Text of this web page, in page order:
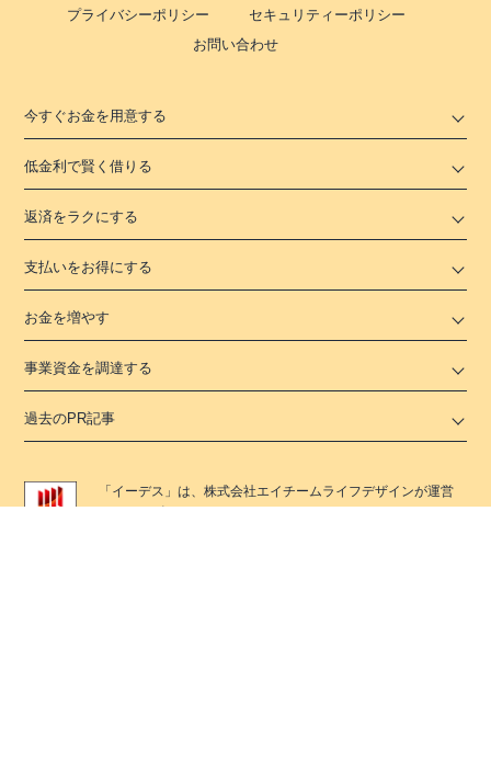
プライバシーポリシー
セキュリティーポリシー
お問い合わせ
今すぐお金を用意する
低金利で賢く借りる
返済をラクにする
支払いをお得にする
お金を増やす
事業資金を調達する
過去のPR記事
「 イーデス 」は、株式会社エイチームライフデザインが運営